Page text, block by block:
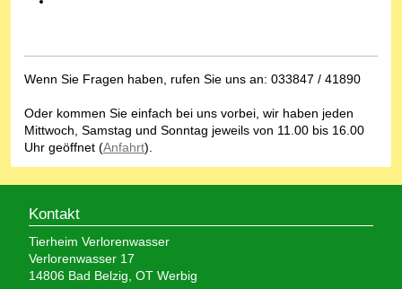
Wenn Sie Fragen haben, rufen Sie uns an: 033847 / 41890
Oder kommen Sie einfach bei uns vorbei, wir haben jeden
Mittwoch, Samstag und Sonntag jeweils von 11.00 bis 16.00
Uhr geöffnet (Anfahrt).
Kontakt
Tierheim Verlorenwasser
Verlorenwasser 17
14806 Bad Belzig, OT Werbig